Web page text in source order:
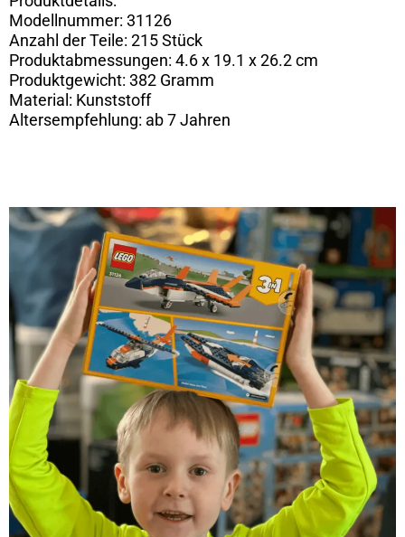
Modellnummer: 31126
Anzahl der Teile: 215 Stück
Produktabmessungen: 4.6 x 19.1 x 26.2 cm
Produktgewicht: 382 Gramm
Material: Kunststoff
Altersempfehlung: ab 7 Jahren